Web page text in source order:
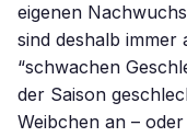
eigenen
sind deshalb
“schwachen
der Saison
Weibchen an –